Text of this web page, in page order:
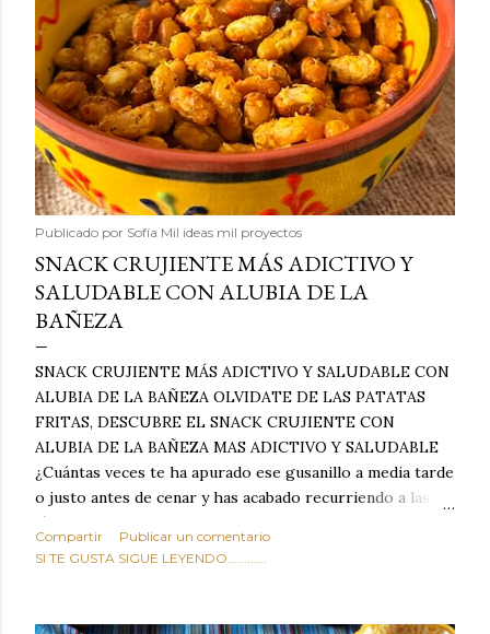
Publicado por Sofía Mil ideas mil proyectos
SNACK CRUJIENTE MÁS ADICTIVO Y
SALUDABLE CON ALUBIA DE LA
BAÑEZA
SNACK CRUJIENTE MÁS ADICTIVO Y SALUDABLE CON
ALUBIA DE LA BAÑEZA OLVIDATE DE LAS PATATAS
FRITAS, DESCUBRE EL SNACK CRUJIENTE CON
ALUBIA DE LA BAÑEZA MAS ADICTIVO Y SALUDABLE
¿Cuántas veces te ha apurado ese gusanillo a media tarde
o justo antes de cenar y has acabado recurriendo a las
típicas patatas de bolsa, frutos secos fritos o snacks
ultraprocesados llenos de grasas saturadas y sodio?
sabroso, con ese toque tostado y crujiente que tanto nos
Compartir
Publicar un comentario
SI TE GUSTA SIGUE LEYENDO............